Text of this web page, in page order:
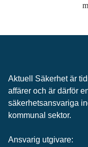
Aktuell Säkerhet är
affärer och är därför
säkerhets­ansvariga
kommunal sektor.
Ansvarig utgivare: